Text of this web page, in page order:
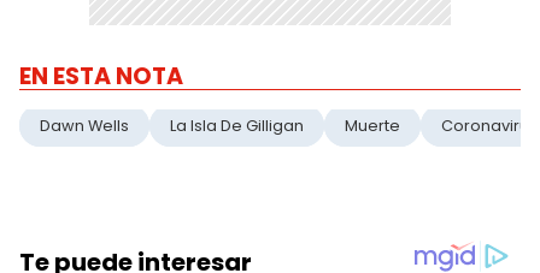
EN ESTA NOTA
Dawn Wells La Isla De Gilligan Muerte Coronavirus